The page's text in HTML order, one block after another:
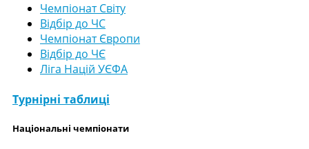
Чемпіонат Світу
Відбір до ЧС
Чемпіонат Європи
Відбір до ЧЄ
Ліга Націй УЄФА
Турнірні таблиці
Національні чемпіонати